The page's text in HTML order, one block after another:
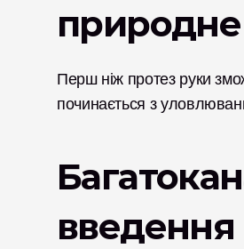
Перш ніж протез руки
починається з
введення